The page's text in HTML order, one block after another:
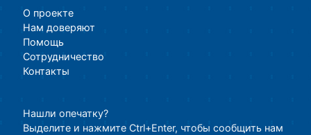
О проекте
Нам доверяют
Помощь
Сотрудничество
Контакты
Нашли опечатку?
Выделите и нажмите Ctrl+Enter, чтобы сообщить нам